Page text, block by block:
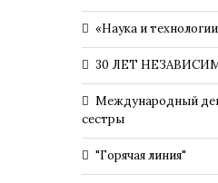
«Наука и
30 ЛЕТ
Международный
сестры
"Горячая линия"